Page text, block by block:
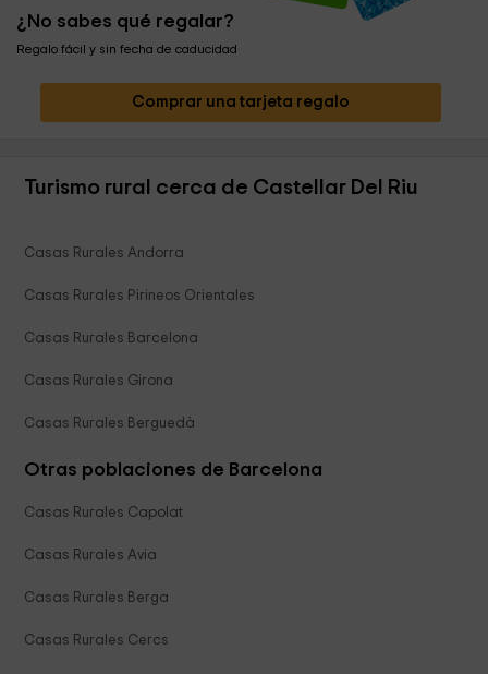
¿No sabes qué regalar?
Regalo fácil y sin fecha de caducidad
Comprar una tarjeta regalo
Turismo rural cerca de Castellar Del Riu
Casas Rurales Andorra
Casas Rurales Pirineos Orientales
Casas Rurales Barcelona
Casas Rurales Girona
Casas Rurales Berguedà
Otras poblaciones de Barcelona
Casas Rurales Capolat
Casas Rurales Avia
Casas Rurales Berga
Casas Rurales Cercs